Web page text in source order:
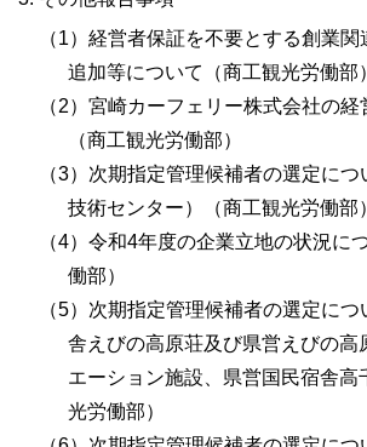
（1）経営者保証を不要とする創業
追加等について（商工観光労働部）
（2）宮崎カーフェリー株式会社の
（商工観光労働部）
（3）次期指定管理候補者の選定に
技術センター）（商工観光労働部）
（4）令和4年度の企業立地の状況に
働部）
（5）次期指定管理候補者の選定に
舎えびの高原荘及び県営えびの高
エーション施設、県営国民宿舎高
光労働部）